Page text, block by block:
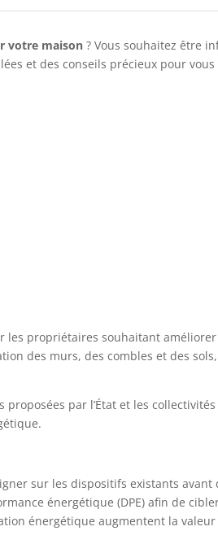
votre maison? Vous souhaitez être
et des conseils précieux pour
propriétaires souhaitant
des murs, des combles et des
proposées par l’État et les
sur les dispositifs existants
énergétique (DPE) afin de
énergétique augmentent la